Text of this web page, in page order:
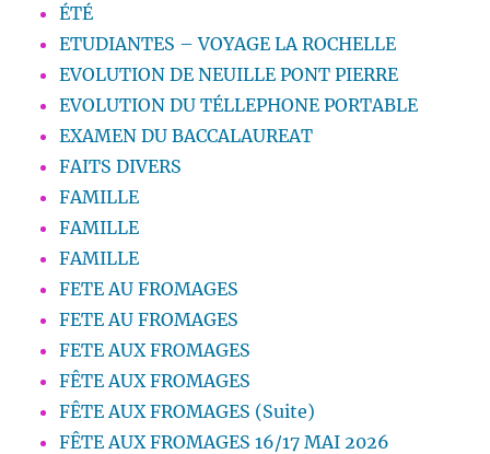
ÉTÉ
ETUDIANTES – VOYAGE LA ROCHELLE
EVOLUTION DE NEUILLE PONT PIERRE
EVOLUTION DU TÉLLEPHONE PORTABLE
EXAMEN DU BACCALAUREAT
FAITS DIVERS
FAMILLE
FAMILLE
FAMILLE
FETE AU FROMAGES
FETE AU FROMAGES
FETE AUX FROMAGES
FÊTE AUX FROMAGES
FÊTE AUX FROMAGES (Suite)
FÊTE AUX FROMAGES 16/17 MAI 2026